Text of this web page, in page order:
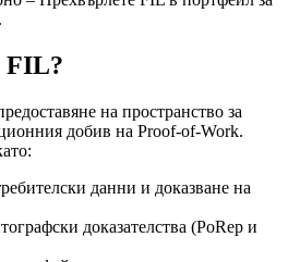
FIL?
на пространство за
добив на Proof-of-Work.
данни и доказване на
доказателства (PoRep и